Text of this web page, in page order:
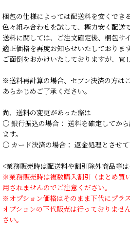
梱包の仕様によっては配送料を安くでき
色々組み合わせを試して、極力安く配送
送料に関しては、ご注文確定後、梱包サ
適正価格を再度お知らせいたしております
ご面倒をおかけいたしておりますが、宜
※送料再計算の場合、セブン決済の方は
あらかじめご了承ください。
尚、送料の変更があった際は
○ 銀行振込の場合： 送料を確定してか
ます。
○ カード決済の場合： 返金処理とさせて
<業務販売時は配送料や割引除外商品等
※業務販売時は複数購入割引（まとめ買
用されませんのでご注意ください。
※オプション価格はそのまま下代にプラス
オプションの下代販売は行っておりませ
さい。